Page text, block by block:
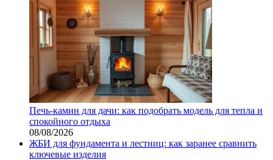
Печь-камин для дачи: как подобрать модель для тепла и
спокойного отдыха
08/08/2026
ЖБИ для фундамента и лестниц: как заранее сравнить
ключевые изделия